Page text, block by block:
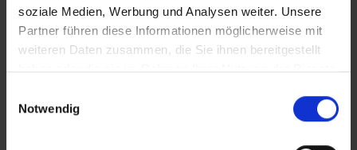
soziale Medien, Werbung und Analysen weiter. Unsere
Partner führen diese Informationen möglicherweise mit
weiteren Daten zusammen, die Sie ihnen bereitgestellt
haben oder die sie im Rahmen Ihrer Nutzung der Dienste
Notwendig